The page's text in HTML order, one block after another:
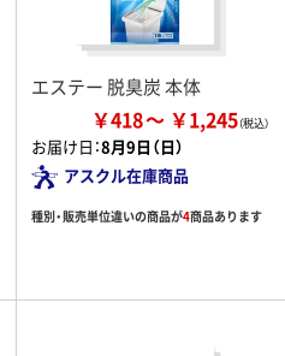
エステー 脱臭炭 本体
￥418 ￥1,245
お届け日：8月9日（日）
アスクル在庫商品
種別・販売単位違いの商品が4商品あります